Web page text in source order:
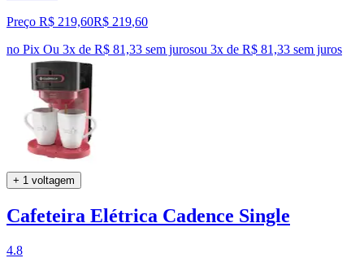
Preço R$ 219,60R$ 219,60
no Pix Ou 3x de R$ 81,33 sem jurosou 3x de R$ 81,33 sem juros
+ 1 voltagem
Cafeteira Elétrica Cadence Single
4.8